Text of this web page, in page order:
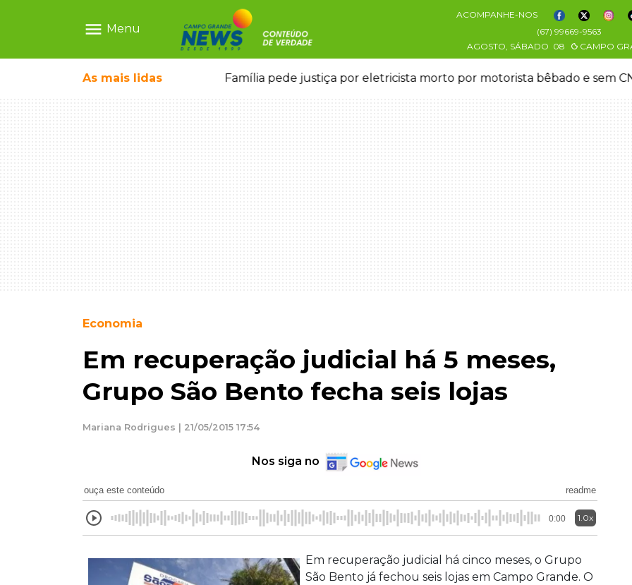
menu Menu
ACOMPANHE-NOS
(67) 99669-9563
AGOSTO, SÁBADO 08 CAMPO
As mais lidas
FAB morrem em confronto Família pede justiça por eletricista morto por motorista bêbado e sem
Economia
Em recuperação judicial há 5 meses,
Grupo São Bento fecha seis lojas
Mariana Rodrigues | 21/05/2015 17:54
Nos siga no
ouça este conteúdo readme
0:00 1.0x
Em recuperação judicial há cinco meses, o Grupo
São Bento já fechou seis lojas em Campo Grande. O